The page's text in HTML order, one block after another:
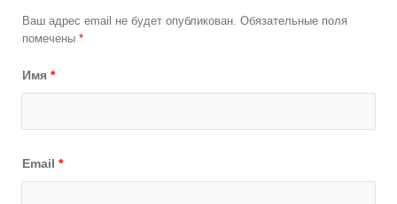
Ваш адрес email не будет опубликован. Обязательные поля
помечены *
Имя *
Email *